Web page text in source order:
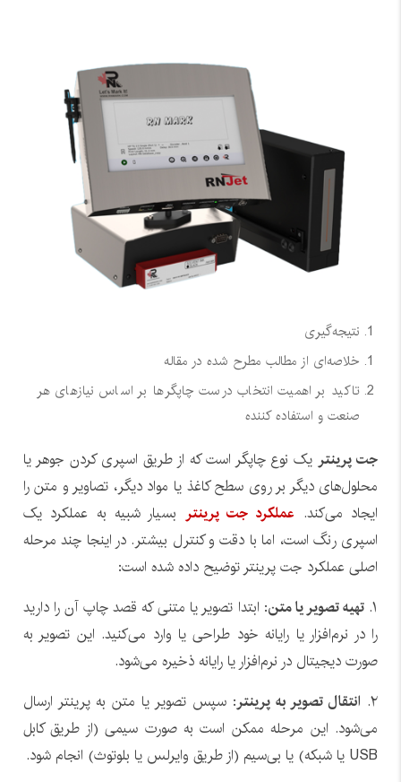
نتیجه‌گیری
خلاصه‌ای از مطالب مطرح شده در مقاله
تاکید بر اهمیت انتخاب درست چاپگرها بر اساس نیازهای هر
صنعت و استفاده کننده
جت پرینتریک نوع چاپگر است که از طریق اسپری کردن جوهر یا
محلول‌های دیگر بر روی سطح کاغذ یا مواد دیگر، تصاویر و متن را
ایجاد می‌کند. عملکرد جت پرینتر بسیار شبیه به عملکرد یک
اسپری رنگ است، اما با دقت و کنترل بیشتر. در اینجا چند مرحله
اصلی عملکرد جت پرینتر توضیح داده شده است:
۱. تهیه تصویر یا متن: ابتدا تصویر یا متنی که قصد چاپ آن را دارید
را در نرم‌افزار یا رایانه خود طراحی یا وارد می‌کنید. این تصویر به
صورت دیجیتال در نرم‌افزار یا رایانه ذخیره می‌شود.
۲. انتقال تصویر به پرینتر: سپس تصویر یا متن به پرینتر ارسال
می‌شود. این مرحله ممکن است به صورت سیمی (از طریق کابل
USB یا شبکه) یا بی‌سیم (از طریق وایرلس یا بلوتوث) انجام شود.